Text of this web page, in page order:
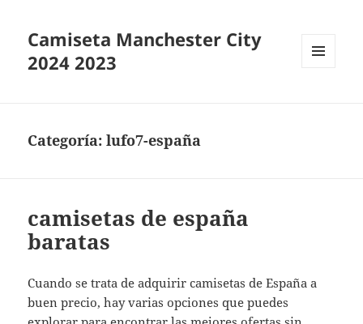
Camiseta Manchester City
2024 2023
Categoría:lufo7-españa
camisetas de españa
baratas
Cuando se trata de adquirir camisetas de España a
buen precio, hay varias opciones que puedes